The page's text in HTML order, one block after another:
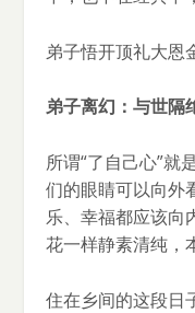
弟子悟开顶礼大恩
弟子离幻：与世隔
所谓“了自己心”就
们的眼睛可以向外
乐、幸福都应该向
花一样静素清纯，
住在乡间的这段日